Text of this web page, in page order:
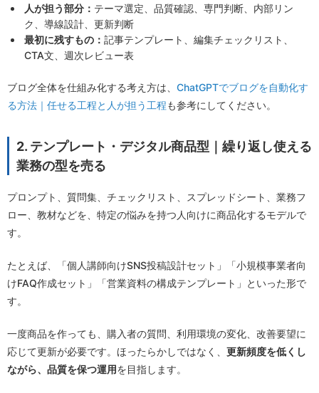
人が担う部分： テーマ選定、品質確認、専門判断、内部リン
ク、導線設計、更新判断
最初に残すもの： 記事テンプレート、編集チェックリスト、
CTA文、週次レビュー表
ブログ全体を仕組み化する考え方は、 ChatGPTでブログを自動化す
る方法｜任せる工程と人が担う工程も参考にしてください。
2. テンプレート・デジタル商品型｜繰り返し使える
業務の型を売る
プロンプト、質問集、チェックリスト、スプレッドシート、業務フ
ロー、教材などを、特定の悩みを持つ人向けに商品化するモデルで
す。
たとえば、「個人講師向けSNS投稿設計セット」「小規模事業者向
けFAQ作成セット」「営業資料の構成テンプレート」といった形で
す。
一度商品を作っても、購入者の質問、利用環境の変化、改善要望に
応じて更新が必要です。ほったらかしではなく、 更新頻度を低くし
ながら、品質を保つ運用を目指します。